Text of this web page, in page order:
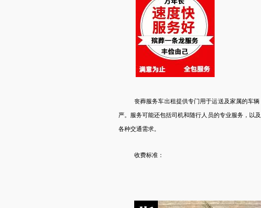
丧葬服务车出租提供专门用于运送及家属的车
严。服务可能还包括司机和随行人员的专业服务，以
各种交通需求。
收费标准：